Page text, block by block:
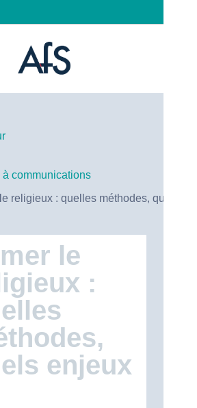
communications
religieux : quelles méthodes, quels
le
:
enjeux